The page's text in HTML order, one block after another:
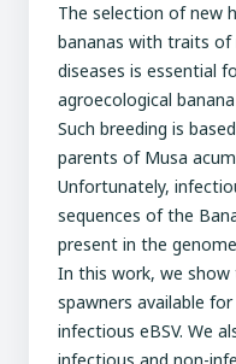
The selection of new
bananas with traits
diseases is essential
agroecological
Such breeding is
parents of Musa
Unfortunately,
sequences of the
present in the
In this work, we show
spawners available
infectious eBSV. We